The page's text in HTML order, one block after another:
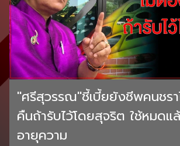
"ศรีสุวรรณ"ชี้เบี้ยยังชีพคนชร
คืนถ้ารับไว้โดยสุจริต ใช้หมดแ
อายุความ